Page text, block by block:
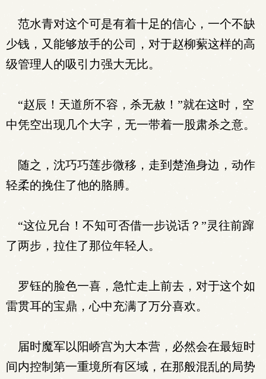
范水青对这个可是有着十足的信心，一个不缺
少钱，又能够放手的公司，对于赵柳蕠这样的高
级管理人的吸引力强大无比。
“赵辰！天道所不容，杀无赦！”就在这时，空
中凭空出现几个大字，无一带着一股肃杀之意。
随之，沈巧巧莲步微移，走到楚渔身边，动作
轻柔的挽住了他的胳膊。
“这位兄台！不知可否借一步说话？”灵往前蹿
了两步，拉住了那位年轻人。
罗钰的脸色一喜，急忙走上前去，对于这个如
雷贯耳的宝鼎，心中充满了万分喜欢。
届时魔军以阳峤宫为大本营，必然会在最短时
间内控制第一重境所有区域，在那般混乱的局势